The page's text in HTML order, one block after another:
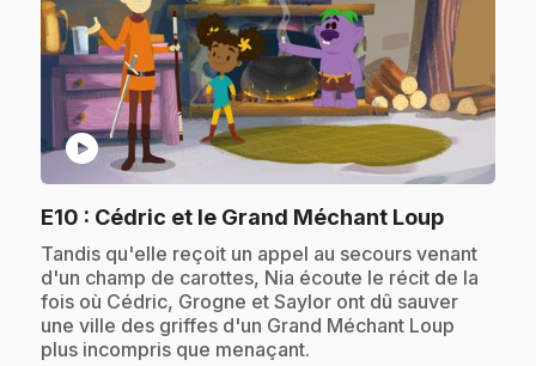
play_circle
E10 : Cédric et le Grand Méchant Loup.
.Tandis qu'elle reçoit un appel au secours venant
d'un champ de carottes, Nia écoute le récit de la
fois où Cédric, Grogne et Saylor ont dû sauver
une ville des griffes d'un Grand Méchant Loup
plus incompris que menaçant.